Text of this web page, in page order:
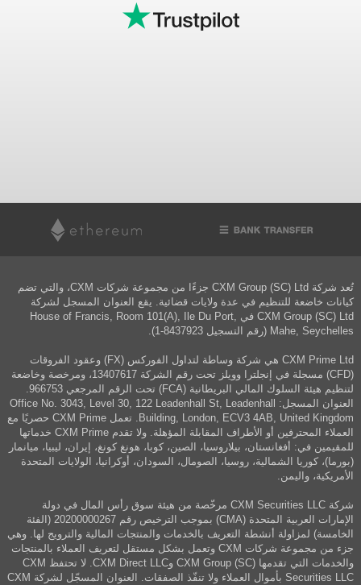
تُعد شركة CXM Group (SC) Ltd جزءًا من مجموعة شركات CXM، والتي تضم
كيانات خاضعة للتنظيم في عدة ولايات قضائية. يقع العنوان المسجل لشركة
CXM Group (SC) Ltd في House of Francis, Room 101(A), Ile Du Port,
Mahe, Seychelles (رقم التسجيل 8437923-1).
CXM Prime Ltd هي شركة وساطة لتداول الفوركس (FX) وعقود الفروقات
(CFD) مسجلة في إنجلترا وويلز تحت رقم الشركة 13407617، ومرخصة وخاضعة
لتنظيم هيئة السلوك المالي البريطانية (FCA) تحت الرقم المرجعي 966753.
العنوان المسجل: Office No. 3043, Level 30, 122 Leadenhall St, Leadenhall
Building, London, ECV3 4AB, United Kingdom. تعمل CXM Prime حصريًا مع
العملاء المحترفين أو الأطراف المقابلة المؤهلة. ولا تقدم CXM Prime خدماتها
للمقيمين في: أفغانستان، بيلاروسيا، الصين، كوبا، هونغ كونغ، إيران، ليبيا، ميانمار
(بورما)، كوريا الشمالية، روسيا، الصومال، السودان، أوكرانيا، الولايات المتحدة
الأمريكية، واليمن.
شركة CXM Securities LLC مرخّصة من هيئة سوق رأس المال في دولة
الإمارات العربية المتحدة (CMA) بموجب الترخيص رقم 20200000267 (الفئة
الخامسة) لمزاولة أنشطة التعريف بالخدمات والمنتجات المالية والترويج لها. وهي
جزء من مجموعة شركات CXM وتعمل بشكل مستقل لتعريف العملاء بالمنتجات
والخدمات التي تقدمها CXM Group (SC) وCXM Direct LLC. لا تحتفظ CXM
Securities LLC بأموال العملاء ولا تنفّذ الصفقات. العنوان المسجّل لشركة CXM